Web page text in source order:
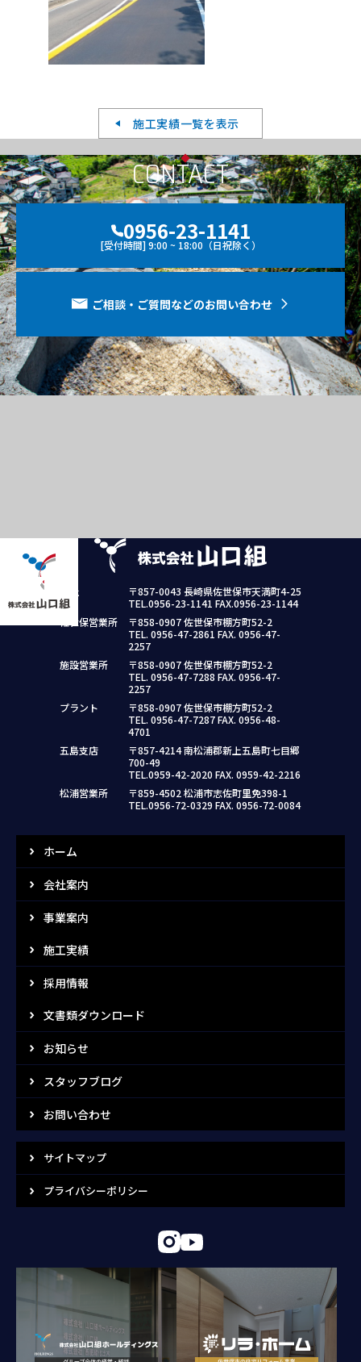
施工実績一覧を表示
CONTACT
0956-23-1141
[受付時間] 9:00 ~ 18:00（日祝除く）
ご相談・ご質問などのお問い合わせ
本社
〒857-0043 長崎県佐世保市天満町4-25
TEL.0956-23-1141 FAX.0956-23-1144
佐世保営業所
〒858-0907 佐世保市棚方町52-2
TEL. 0956-47-2861 FAX. 0956-47-
2257
施設営業所
〒858-0907 佐世保市棚方町52-2
TEL. 0956-47-7288 FAX. 0956-47-
2257
プラント
〒858-0907 佐世保市棚方町52-2
TEL. 0956-47-7287 FAX. 0956-48-
4701
五島支店
〒857-4214 南松浦郡新上五島町七目郷
700-49
TEL.0959-42-2020 FAX. 0959-42-2216
松浦営業所
〒859-4502 松浦市志佐町里免398-1
TEL.0956-72-0329 FAX. 0956-72-0084
ホーム
会社案内
事業案内
施工実績
採用情報
文書類ダウンロード
お知らせ
スタッフブログ
お問い合わせ
サイトマップ
プライバシーポリシー